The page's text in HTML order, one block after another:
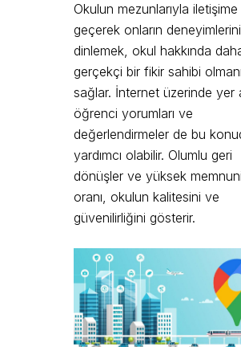
Okulun mezunlarıyla iletişime
geçerek onların deneyimlerini
dinlemek, okul hakkında
gerçekçi bir fikir sahibi
sağlar. İnternet üzerinde yer
öğrenci yorumları ve
değerlendirmeler de bu
yardımcı olabilir. Olumlu geri
dönüşler ve yüksek
oranı, okulun kalitesini ve
güvenilirliğini gösterir.